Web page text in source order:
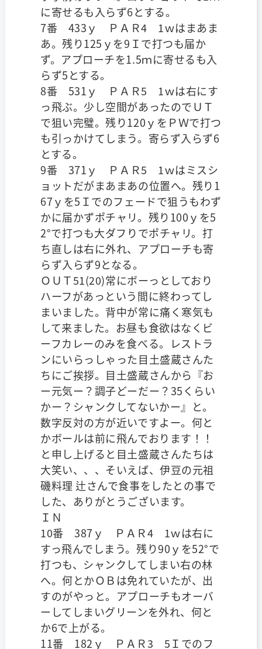
に寄せるも入らず6とする。
7番 433ｙ ＰＡＲ4 1ｗはまあま
あ。残り125ｙを9Ｉで打つも届か
ず。アプローチを1.5ｍに寄せるも入
らず5とする。
8番 531ｙ ＰＡＲ5 1ｗは右にす
っ飛ぶ。少し空間があったのでＵＴ
で狙い完璧。残り120ｙをＰＷで打つ
も引っかけてしまう。寄らず入らず6
とする。
9番 371ｙ ＰＡＲ5 1ｗはミスシ
ョットだがまあまあの位置へ。残り1
67ｙを5Ｉでのフェードで狙うもわず
かに届かずポチャリ。残り100ｙを5
2°で打つも大ダフりでポチャリ。打
ち直しは右に外れ、アプローチも寄
らず入らず9となる。
ＯＵＴ51(20)常にボーっとしており
ハーフがあっという間に終わってし
まいました。背中が常に痛く寒気も
して来ました。お昼も食欲はなくビ
ーフカレーのみを食べる。レストラ
ンにいらっしゃった目土盛蔵さんた
ちにご挨拶。目土盛蔵さんから『お
ー元気ー？調子どーだー？35くらい
かー？シャンクしてないかー』と。
数字反対の方が近いですよー。何と
かボールは前に飛んでおります！！
と申し上げると目土盛蔵さんたちは
大笑い、、、そいえば、伊豆の元祖
磯料理 辻さんで食事をしたとの事で
した、ありがとうございます。
ＩＮ
10番 387ｙ ＰＡＲ4 1ｗは右に
すっ飛んでしまう。残り90ｙを52°で
打つも、シャンクしてしまい右の林
へ。何とかＯＢは免れていたが、出
すのがやっと。アプローチもオーバ
ーしてしまいグリーンを外れ、何と
か6で上がる。
11番 182ｙ ＰＡＲ3 5Ｉでのフ